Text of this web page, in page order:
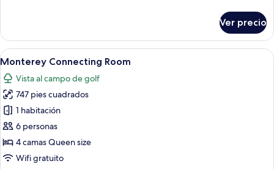
Premier
(Grand)
Ver precio
Abrir
todas
las
fotos
de
Monterey
Connecting
Room
Habitación de hotel con dos camas,
5
Monterey Connecting Room
Vista al campo de golf
747 pies cuadrados
1 habitación
6 personas
4 camas Queen size
Wifi gratuito